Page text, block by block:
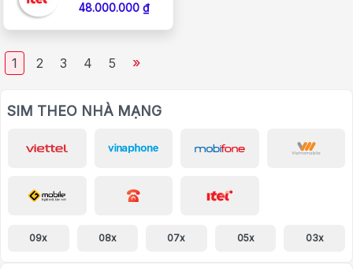
48.000.000 ₫
1 2 3 4 5 »
SIM THEO NHÀ MẠNG
09x 08x 07x 05x 03x